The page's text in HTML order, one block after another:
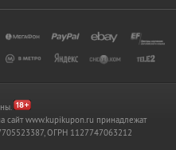
сайт www.kupikupon.ru принадлежат
ОГРН 1127747063212